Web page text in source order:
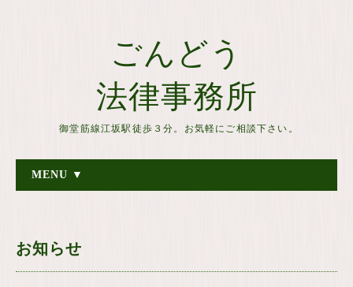
ごんどう
法律事務所
御堂筋線江坂駅徒歩３分。お気軽にご相談下さい。
MENU ▼
お知らせ